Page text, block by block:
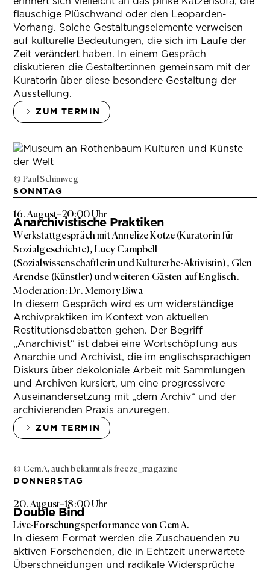
flauschige Plüschwand oder den Leoparden-
Vorhang. Solche Gestaltungselemente verweisen
auf kulturelle Bedeutungen, die sich im Laufe der
Zeit verändert haben. In einem Gespräch
diskutieren die Gestalter:innen gemeinsam mit der
Kuratorin über diese besondere Gestaltung der
Ausstellung.
ZUM TERMIN
© Paul Schimweg
SONNTAG
16. August–20:00 Uhr
Anarchivistische Praktiken
Werkstattgespräch mit Annelize Kotze (Kuratorin für
Sozialgeschichte), Lucy Campbell
(Sozialwissenschaftlerin und Kulturerbe-Aktivistin), Glen
Arendse (Künstler) und weiteren Gästen auf Englisch.
Moderation: Dr. Memory Biwa
In diesem Gespräch wird es um widerständige
Archivpraktiken im Kontext von aktuellen
Restitutionsdebatten gehen. Der Begriff
„Anarchivist“ ist dabei eine Wortschöpfung aus
Anarchie und Archivist, die im englischsprachigen
Diskurs über dekoloniale Arbeit mit Sammlungen
und Archiven kursiert, um eine progressivere
Auseinandersetzung mit „dem Archiv“ und der
archivierenden Praxis anzuregen.
ZUM TERMIN
© Cem A, auch bekannt als freeze_magazine
DONNERSTAG
20. August–18:00 Uhr
Double Bind
Live-Forschungsperformance von Cem A.
In diesem Format werden die Zuschauenden zu
aktiven Forschenden, die in Echtzeit unerwartete
Überschneidungen und radikale Widersprüche